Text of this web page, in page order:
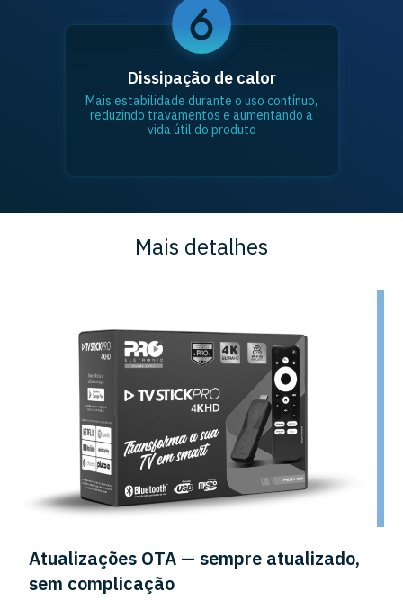
Dissipação de calor
Mais estabilidade durante o uso contínuo,
reduzindo travamentos e aumentando a
vida útil do produto
Mais detalhes
Atualizações OTA — sempre atualizado,
sem complicação